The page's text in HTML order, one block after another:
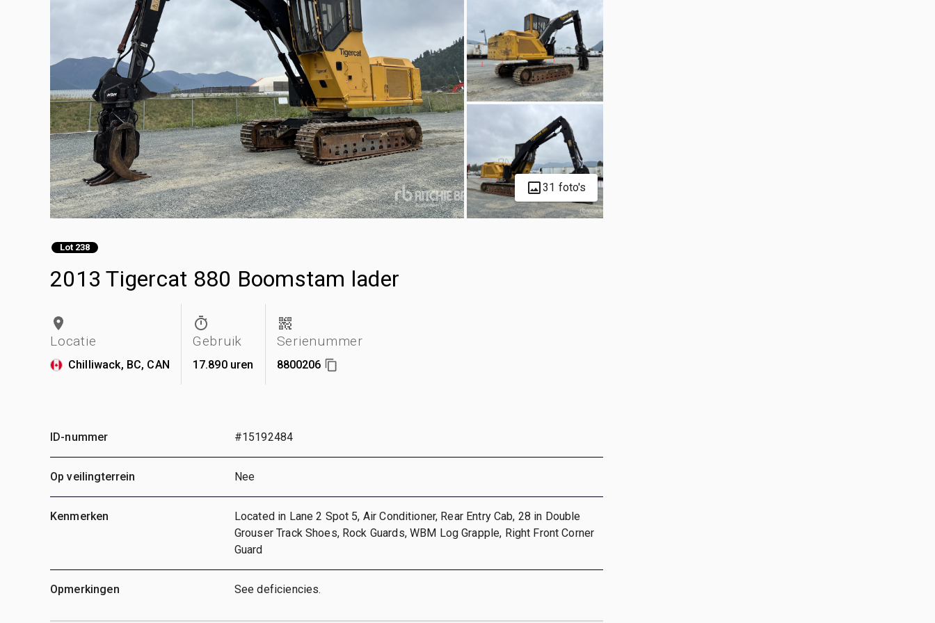
31 foto's
Lot 238
2013 Tigercat 880 Boomstam lader
Locatie
Chilliwack, BC, CAN
Gebruik
17.890 uren
Serienummer
8800206
ID-nummer #15192484
Op veilingterrein Nee
Kenmerken
Located in Lane 2 Spot 5, Air Conditioner, Rear Entry Cab, 28 in Double
Grouser Track Shoes, Rock Guards, WBM Log Grapple, Right Front Corner
Guard
Opmerkingen See deficiencies.